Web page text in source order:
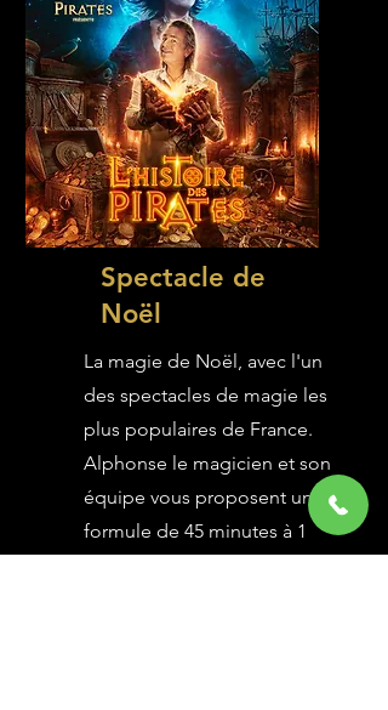
Spectacle de
Noël
La magie de Noël, avec l'un
des spectacles de magie les
plus populaires de France.
Alphonse le magicien et son
équipe vous proposent une
formule de 45 minutes à 1